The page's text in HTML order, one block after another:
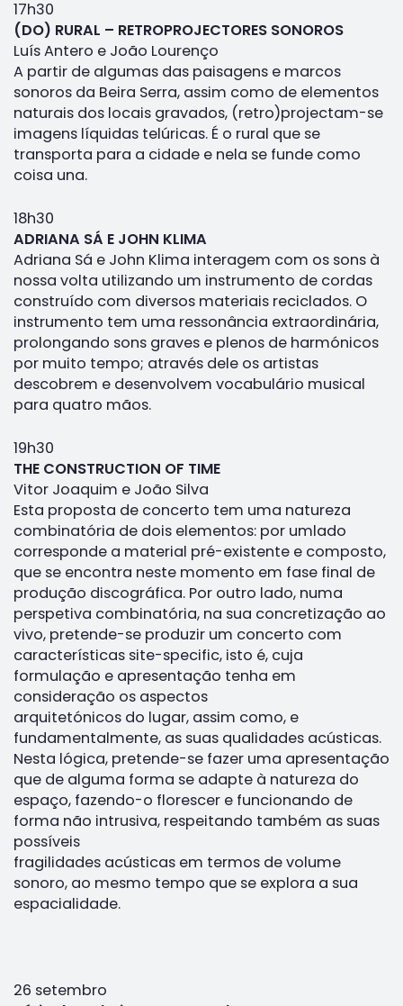
17h30
(DO) RURAL – RETROPROJECTORES SONOROS
Luís Antero e João Lourenço
A partir de algumas das paisagens e marcos
sonoros da Beira Serra, assim como de elementos
naturais dos locais gravados, (retro)projectam-se
imagens líquidas telúricas. É o rural que se
transporta para a cidade e nela se funde como
coisa una.
18h30
ADRIANA SÁ E JOHN KLIMA
Adriana Sá e John Klima interagem com os sons à
nossa volta utilizando um instrumento de cordas
construído com diversos materiais reciclados. O
instrumento tem uma ressonância extraordinária,
prolongando sons graves e plenos de harmónicos
por muito tempo; através dele os artistas
descobrem e desenvolvem vocabulário musical
para quatro mãos.
19h30
THE CONSTRUCTION OF TIME
Vitor Joaquim e João Silva
Esta proposta de concerto tem uma natureza
combinatória de dois elementos: por umlado
corresponde a material pré-existente e composto,
que se encontra neste momento em fase final de
produção discográfica. Por outro lado, numa
perspetiva combinatória, na sua concretização ao
vivo, pretende-se produzir um concerto com
características site-specific, isto é, cuja
formulação e apresentação tenha em
consideração os aspectos
arquitetónicos do lugar, assim como, e
fundamentalmente, as suas qualidades acústicas.
Nesta lógica, pretende-se fazer uma apresentação
que de alguma forma se adapte à natureza do
espaço, fazendo-o florescer e funcionando de
forma não intrusiva, respeitando também as suas
possíveis
fragilidades acústicas em termos de volume
sonoro, ao mesmo tempo que se explora a sua
espacialidade.
26 setembro